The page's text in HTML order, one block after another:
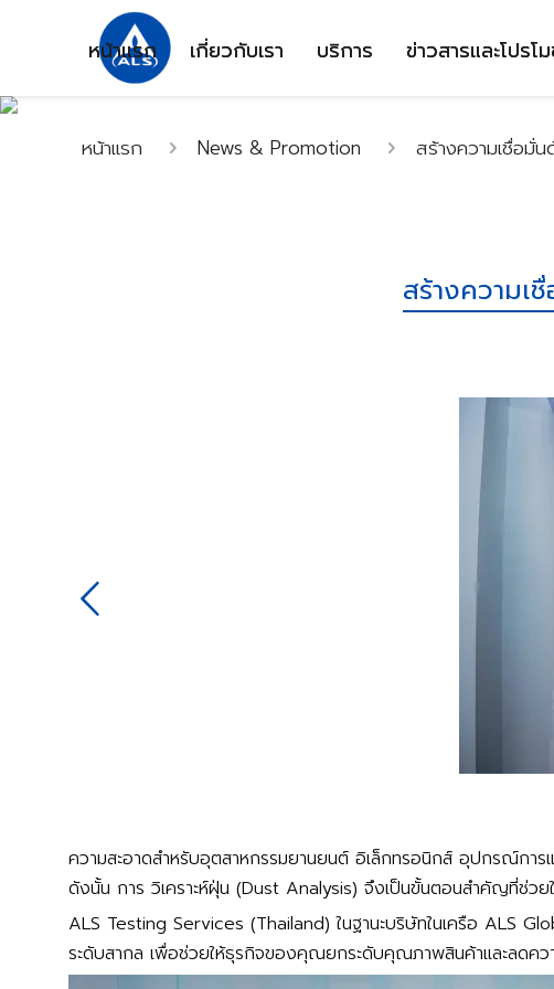
หน้าแรก เกี่ยวกับเรา บริการ ข่าวสารและโปรโ
หน้าแรก News & Promotion สร้างความเชื่อมั่น
สร้างความเ
ความสะอาดสำหรับอุตสาหกรรมยานยนต์ อิเล็กทรอนิกส์ อุปกรณ์ก
ดังนั้น การ วิเคราะห์ฝุ่น (Dust Analysis) จึงเป็นขั้นตอนสำคัญที่ช่วยใ
ALS Testing Services (Thailand) ในฐานะบริษัทในเครือ ALS
ระดับสากล เพื่อช่วยให้ธุรกิจของคุณยกระดับคุณภาพสินค้าและลดคว